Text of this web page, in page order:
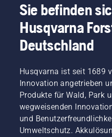
Sie befinden
Husqvarna
Deutschland
Husqvarna ist seit 1689
Innovation angetrieben
Produkte für Wald, Park
wegweisenden
und
Umweltschutz.